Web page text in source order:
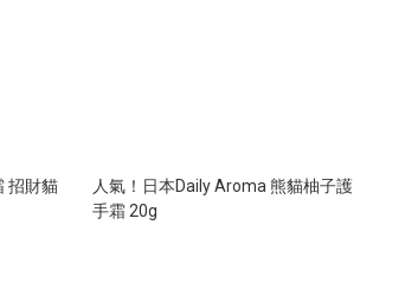
招財貓
人氣！日本Daily Aroma 熊貓柚子護
手霜 20g